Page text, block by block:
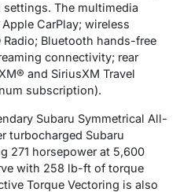
The multimedia
CarPlay; wireless
Bluetooth hands-free
connectivity; rear
and SiriusXM Travel
subscription).
Subaru Symmetrical All-
turbocharged Subaru
271 horsepower at 5,600
with 258 lb-ft of torque
Torque Vectoring is also